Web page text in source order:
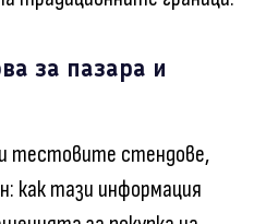
за пазара и
тестовите стендове,
как тази информация